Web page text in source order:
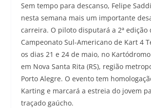
Sem tempo para descanso, Felipe
nesta semana mais um importante
carreira. O piloto disputará a 2ª edição
Campeonato Sul-Americano de Kart 4
os dias 21 e 24 de maio, no
em Nova Santa Rita (RS), região
Porto Alegre. O evento tem
Karting e marcará a estreia do jovem
traçado gaúcho.